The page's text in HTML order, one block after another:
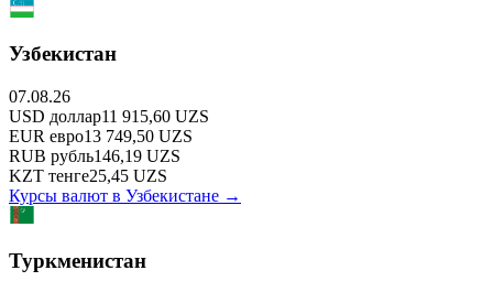
Узбекистан
07.08.26
USD доллар11 915,60 UZS
EUR евро13 749,50 UZS
RUB рубль146,19 UZS
KZT тенге25,45 UZS
Курсы валют в Узбекистане →
Туркменистан